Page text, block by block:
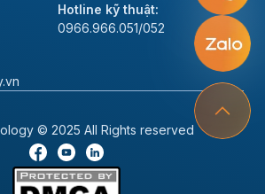
Hotline kỹ thuật:
0966.966.051/052
© 2025 All Rights reserved